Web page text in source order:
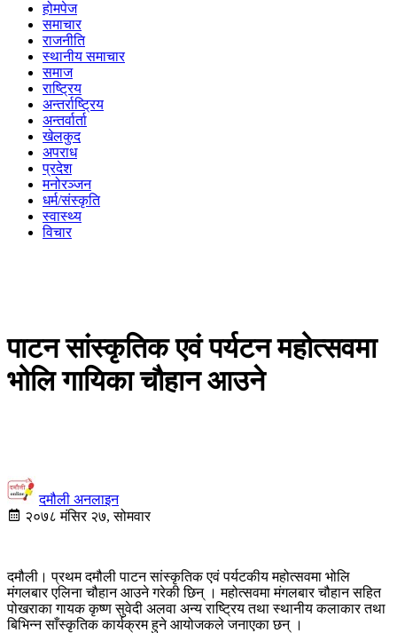
होमपेज
समाचार
राजनीति
स्थानीय समाचार
समाज
राष्ट्रिय
अन्तर्राष्ट्रिय
अन्तर्वार्ता
खेलकुद
अपराध
प्रदेश
मनोरञ्जन
धर्म/संस्कृति
स्वास्थ्य
विचार
पाटन सांस्कृतिक एवं पर्यटन महोत्सवमा
भोलि गायिका चौहान आउने
दमौली अनलाइन
२०७८ मंसिर २७, सोमवार
दमौली। प्रथम दमौली पाटन सांस्कृतिक एवं पर्यटकीय महोत्सवमा भोलि
मंगलबार एलिना चौहान आउने गरेकी छिन् । महोत्सवमा मंगलबार चौहान सहित
पोखराका गायक कृष्ण सुवेदी अलवा अन्य राष्ट्रिय तथा स्थानीय कलाकार तथा
बिभिन्न साँस्कृतिक कार्यक्रम हुने आयोजकले जनाएका छन् ।